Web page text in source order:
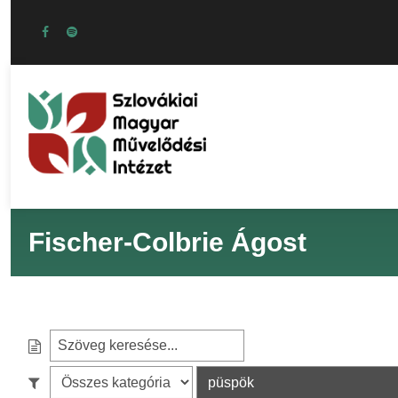
Fischer-Colbrie Ágost
e